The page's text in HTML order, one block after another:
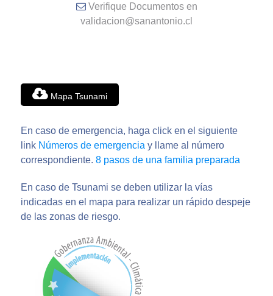
Verifique Documentos en
validacion@sanantonio.cl
Mapa Tsunami
En caso de emergencia, haga click en el siguiente
link Números de emergencia y llame al número
correspondiente. 8 pasos de una familia preparada
En caso de Tsunami se deben utilizar la vías
indicadas en el mapa para realizar un rápido despeje
de las zonas de riesgo.